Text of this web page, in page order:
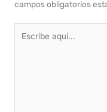
campos obligatorios
aquí...